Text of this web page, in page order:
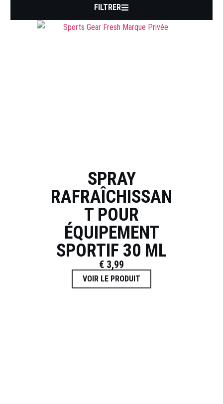
FILTRER
SPRAY
RAFRAÎCHISSAN
T POUR
ÉQUIPEMENT
SPORTIF 30 ML
€ 3,99
VOIR LE PRODUIT